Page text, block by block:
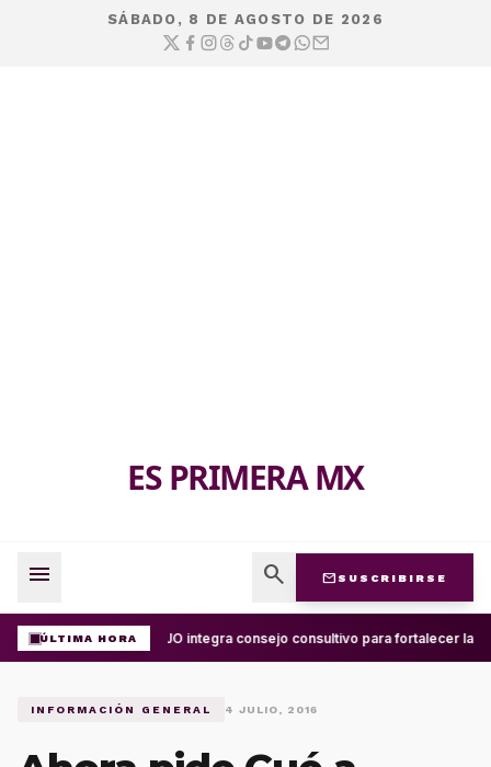
SÁBADO, 8 DE AGOSTO DE 2026
ES PRIMERA MX
menu search mail SUSCRIBIRSE
ÚLTIMA HORAUABJO integra consejo consultivo para fortalecer la
INFORMACIÓN GENERAL 4 JULIO, 2016